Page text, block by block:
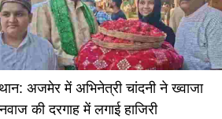
अजमेर में अभिनेत्री चांदनी ने ख्वाजा
की दरगाह में लगाई हाजिरी